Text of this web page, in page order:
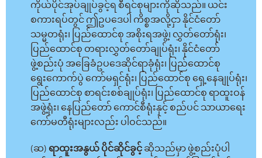
ကိုယ်ပိုင်အုပ်ချုပ်ခွင့်ရ စီရင်စုများကိုဆိုသည်။ ယင်း
စကားရပ်တွင် ဤဥပဒေပါ ကိစ္စအလို့ငှာ နိုင်ငံတော်
သမ္မတရုံး၊ ပြည်ထောင်စု အစိုးရအဖွဲ့၊ လွှတ်တော်ရုံး၊
ပြည်ထောင်စု တရားလွှတ်တော်ချုပ်ရုံး၊ နိုင်ငံတော်
ဖွဲ့စည်းပုံ အခြေခံဥပဒေဆိုင်ရာခုံရုံး၊ ပြည်ထောင်စု
ရွေးကောက်ပွဲ ကော်မရှင်ရုံး၊ ပြည်ထောင်စု ရှေ့နေချုပ်ရုံး၊
ပြည်ထောင်စု စာရင်းစစ်ချုပ်ရုံး၊ ပြည်ထောင်စု ရာထူးဝန်
အဖွဲ့ရုံး၊ နေပြည်တော် ကောင်စီရုံးနှင့် စည်ပင် သာယာရေး
ကော်မတီရုံးများလည်း ပါဝင်သည်။
(ဆ) ရာထူးအနွယ် ပိုင်ဆိုင်ခွင့် ဆိုသည်မှာ ဖွဲ့စည်းပုံပါ